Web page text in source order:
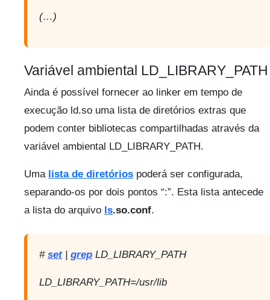
(…)
Variável ambiental LD_LIBRARY_PATH
Ainda é possível fornecer ao linker em tempo de
execução ld.so uma lista de diretórios extras que
podem conter bibliotecas compartilhadas através da
variável ambiental LD_LIBRARY_PATH.
Uma lista de diretórios poderá ser configurada,
separando-os por dois pontos “:”. Esta lista antecede
a lista do arquivo ls.so.conf.
# set| grep LD_LIBRARY_PATH
LD_LIBRARY_PATH=/usr/lib